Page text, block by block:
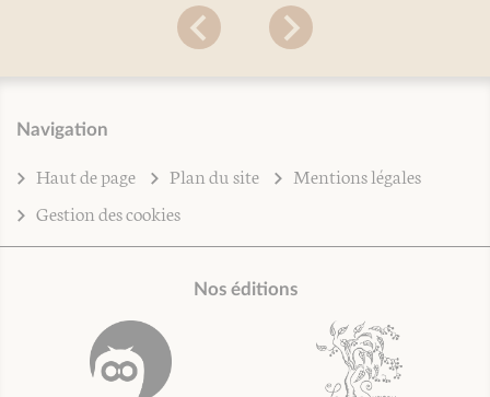
Navigation
Haut de page Plan du site
Mentions légales
Gestion des cookies
Nos éditions